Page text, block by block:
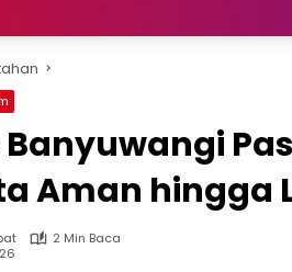
Aman hingga
2 Min Baca